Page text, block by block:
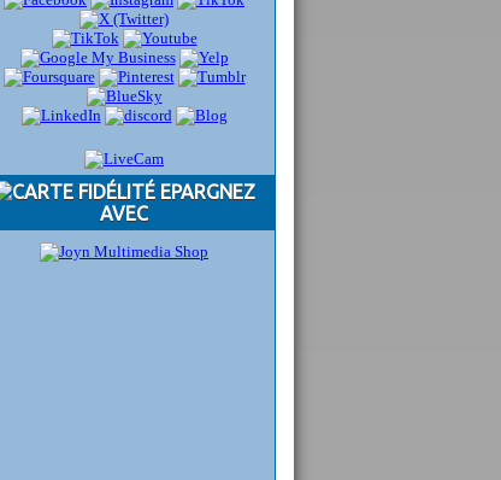
EPARGNEZ
AVEC